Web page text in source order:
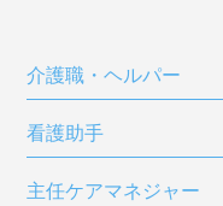
介護職・ヘルパー
看護助手
主任ケアマネジャー